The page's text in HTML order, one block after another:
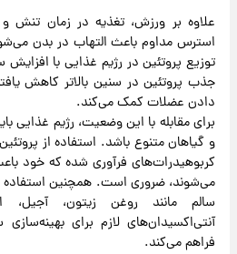
علاوه بر ورزش، تغذیه در زمان تنش
استرس مداوم باعث التهاب در بدن
توزیع پروتئین در رژیم غذایی با
جذب پروتئین در سنین بالاتر کاهش
دادن عضلات کمک می‌کند.
برای مقابله با این وضعیت، رژیم غذایی
و گیاهان متنوع باشد. استفاده از
کربوهیدرات‌های فرآوری شده که خود
می‌شوند، ضروری است. همچنین استفاده
سالم مانند روغن زیتون، آجیل،
آنتی‌اکسیدان‌های لازم برای
فراهم می‌کند.